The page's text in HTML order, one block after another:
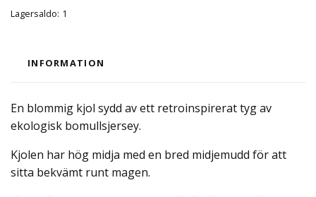
Lagersaldo: 1
INFORMATION
En blommig kjol sydd av ett retroinspirerat tyg av
ekologisk bomullsjersey.
Kjolen har hög midja med en bred midjemudd för att
sitta bekvämt runt magen.